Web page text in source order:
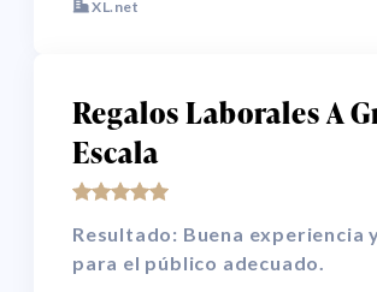
XL.net
Regalos Laborales A
Escala
Resultado: Buena experiencia
para el público adecuado.